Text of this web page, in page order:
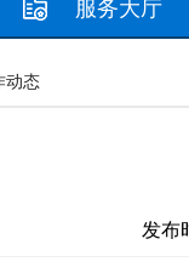
服务大厅
动态
发布